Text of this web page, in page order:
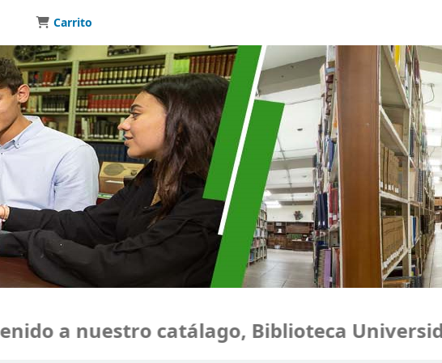
Carrito
a nuestro catálago, Biblioteca